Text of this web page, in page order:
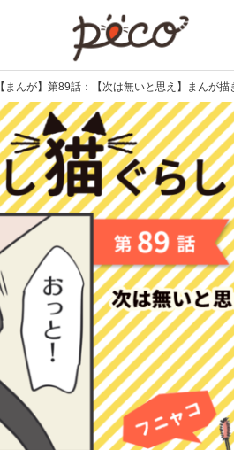
【まんが】第89話：【次は無いと思え】まんが